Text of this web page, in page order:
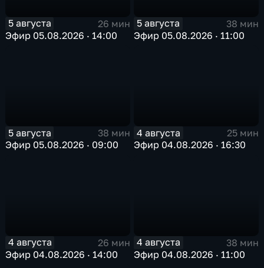
5 августа
26 мин
Эфир 05.08.2026 · 14:00
5 августа
38 мин
Эфир 05.08.2026 · 11:00
5 августа
38 мин
Эфир 05.08.2026 · 09:00
4 августа
25 мин
Эфир 04.08.2026 · 16:30
4 августа
26 мин
Эфир 04.08.2026 · 14:00
4 августа
38 мин
Эфир 04.08.2026 · 11:00